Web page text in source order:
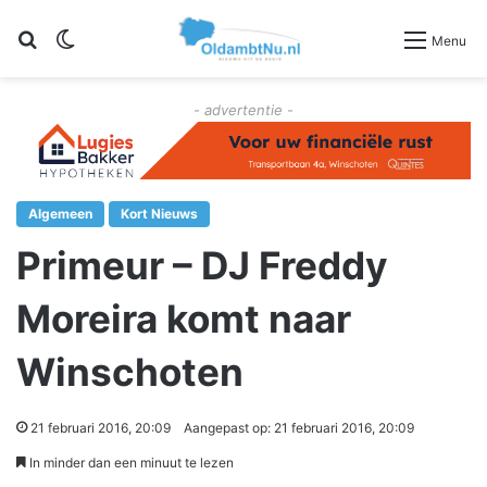
Zoeken Menu
- advertentie -
Algemeen Kort Nieuws
Primeur – DJ Freddy
Moreira komt naar
Winschoten
21 februari 2016, 20:09 Aangepast op: 21 februari 2016, 20:09
In minder dan een minuut te lezen